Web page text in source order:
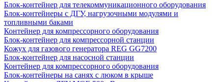
Блок-контейнер для телекоммуникационного оборудования
Блок-контейнеры с ДГУ, нагрузочными модулями и
топливными баками
Контейнер для компрессорного оборудования
Блок-контейнер для компрессорной станции
Кожух для газового генератора REG GG7200
Блок-контейнер для насосной станции
Контейнер для компрессорного оборудования
Блок-контейнеры на санях с люком в крыше